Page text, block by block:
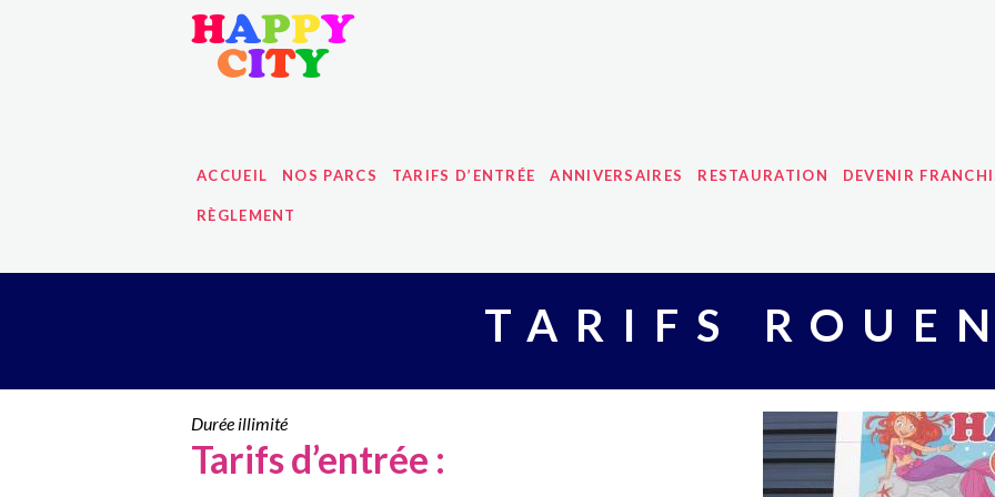
HAPPY
CITY
ACCUEIL NOS PARCS TARIFS D’ENTRÉE ANNIVERSAIRES RESTAURATION DEVENIR
RÈGLEMENT
TARIFS
Durée illimité
Tarifs d’entrée :